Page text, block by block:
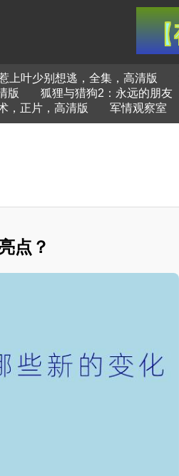
上叶少别想逃，全集，高清版
版 狐狸与猎狗2：永远的朋友
，正片，高清版 军情观察室
点？